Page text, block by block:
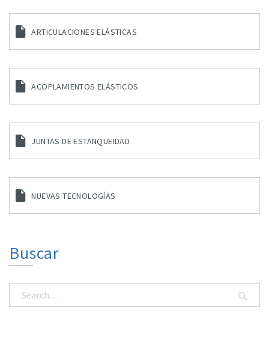
ARTICULACIONES ELÁSTICAS
ACOPLAMIENTOS ELÁSTICOS
JUNTAS DE ESTANQUEIDAD
NUEVAS TECNOLOGÍAS
Buscar